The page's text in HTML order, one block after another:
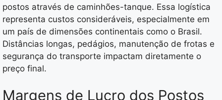
postos através de caminhões-tanque. Essa logística
representa custos consideráveis, especialmente em
um país de dimensões continentais como o Brasil.
Distâncias longas, pedágios, manutenção de frotas e
segurança do transporte impactam diretamente o
preço final.
Margens de Lucro dos Postos